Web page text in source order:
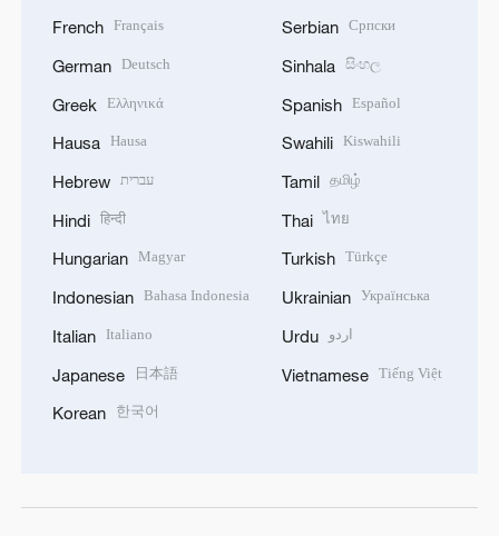
French Français
German Deutsch
Greek Ελληνικά
Hausa Hausa
Hebrew עברית
Hindi हिन्दी
Hungarian Magyar
Indonesian Bahasa Indonesia
Italian Italiano
Japanese 日本語
Korean 한국어
Serbian Српски
Sinhala සිංහල
Spanish Español
Swahili Kiswahili
Tamil தமிழ்
Thai ไทย
Turkish Türkçe
Ukrainian Українська
Urdu اردو
Vietnamese Tiếng Việt